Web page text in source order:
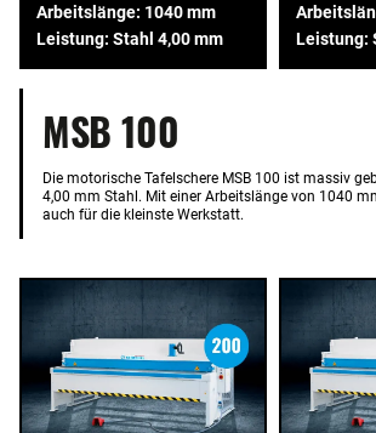
Arbeitslänge: 1040 mm
Leistung: Stahl 4,00 mm
Leistung:
MSB 100
Die motorische Tafelschere MSB 100 ist massiv
4,00 mm Stahl. Mit einer Arbeitslänge von 1040
auch für die kleinste Werkstatt.